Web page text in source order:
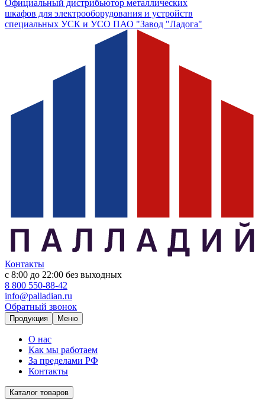
Официальный дистрибьютор металлических
шкафов для электрооборудования и устройств
специальных УСК и УСО ПАО "Завод "Ладога"
Контакты
с 8:00 до 22:00 без выходных
8 800 550-88-42
info@palladian.ru
Обратный звонок
Продукция Меню
О нас
Как мы работаем
За пределами РФ
Контакты
Каталог товаров